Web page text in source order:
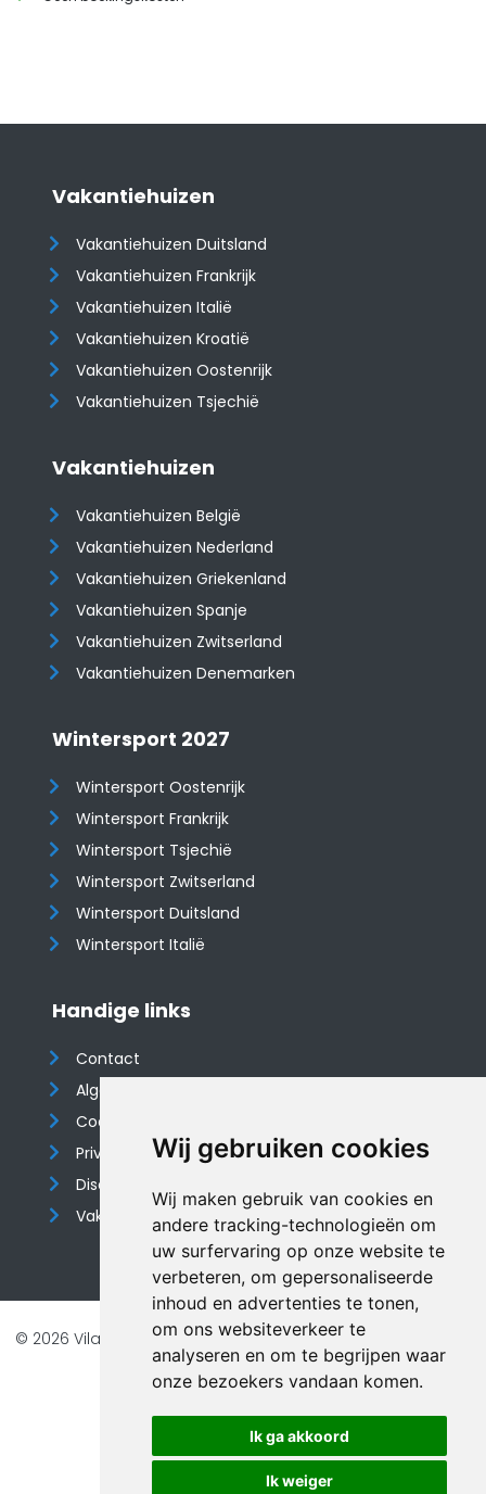
Wij gebruiken cookies
Wij maken gebruik van cookies en
andere tracking-technologieën om
uw surfervaring op onze website te
verbeteren, om gepersonaliseerde
inhoud en advertenties te tonen,
om ons websiteverkeer te
analyseren en om te begrijpen waar
onze bezoekers vandaan komen.
Ik ga akkoord
Ik weiger
Vakantiehuizen
Vakantiehuizen Duitsland
Vakantiehuizen Frankrijk
Vakantiehuizen Italië
Vakantiehuizen Kroatië
​​​​​​​Vakantiehuizen Oostenrijk
Vakantiehuizen Tsjechië
Vakantiehuizen
Vakantiehuizen België
Vakantiehuizen Nederland
Vakantiehuizen Griekenland
Vakantiehuizen Spanje
​​​​​​​Vakantiehuizen Zwitserland
Vakantiehuizen Denemarken
Wintersport 2027
Wintersport Oostenrijk
Wintersport Frankrijk
Wintersport Tsjechië
Wintersport Zwitserland
Wintersport Duitsland
Wintersport Italië
Handige links
Contact
Algemene voorwaarden
Cookieverklaring
Privacyverklaring
Disclaimer
Vakantiehuis website
© 2026 Vilando Vakantiehuizen |Website door FalcoTravel
Veilig online betalen met